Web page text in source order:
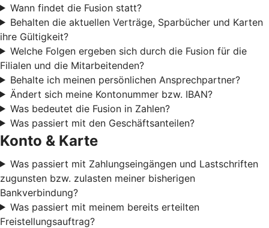
Wann findet die Fusion statt?
Behalten die aktuellen Verträge, Sparbücher und Karten
ihre Gültigkeit?
Welche Folgen ergeben sich durch die Fusion für die
Filialen und die Mitarbeitenden?
Behalte ich meinen persönlichen Ansprechpartner?
Ändert sich meine Kontonummer bzw. IBAN?
Was bedeutet die Fusion in Zahlen?
Was passiert mit den Geschäftsanteilen?
Konto & Karte
Was passiert mit Zahlungseingängen und Lastschriften
zugunsten bzw. zulasten meiner bisherigen
Bankverbindung?
Was passiert mit meinem bereits erteilten
Freistellungsauftrag?